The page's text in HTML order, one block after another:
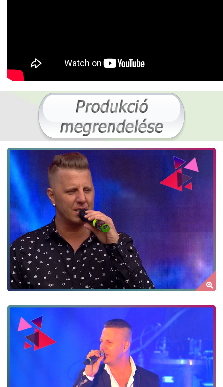
ZÁMBÓ KRISZTIÁN
by Author Name